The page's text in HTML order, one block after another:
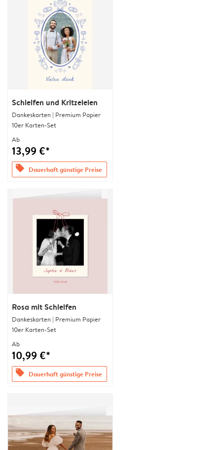
Schleifen und Kritzeleien
Dankeskarten | Premium Papier
10er Karten-Set
Ab
13,99 €*
offers Dauerhaft günstige Preise
Rosa mit Schleifen
Dankeskarten | Premium Papier
10er Karten-Set
Ab
10,99 €*
offers Dauerhaft günstige Preise